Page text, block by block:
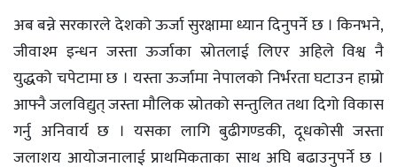
अब बन्ने सरकारले देशको ऊर्जा सुरक्षामा ध्यान दिनुपर्ने छ । किनभने,
जीवाश्म इन्धन जस्ता ऊर्जाका स्रोतलाई लिएर अहिले विश्व नै
युद्धको चपेटामा छ । यस्ता ऊर्जामा नेपालको निर्भरता घटाउन हाम्रो
आफ्नै जलविद्युत्‌ जस्ता माैलिक स्राेतको सन्तुलित तथा दिगो विकास
गर्नु अनिवार्य छ । यसका लागि बुढीगण्डकी, दूधकोसी जस्ता
जलाशय आयोजनालाई प्राथमिकताका साथ अघि बढाउनुपर्ने छ ।